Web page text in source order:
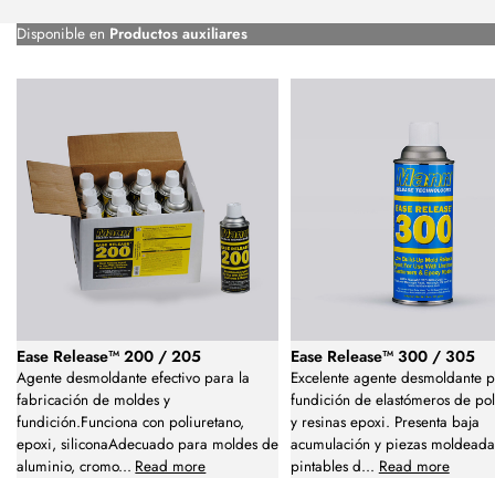
Disponible en Productos auxiliares
Ease Release™ 200 / 205
Agente desmoldante efectivo para la
fabricación de moldes y
fundición.Funciona con poliuretano,
epoxi, siliconaAdecuado para moldes de
aluminio, cromo... Read more
Ease Release™ 300 / 305
Excelente agente desmoldante
fundición de elastómeros de
y resinas epoxi. Presenta baja
acumulación y piezas
pintables d... Read more